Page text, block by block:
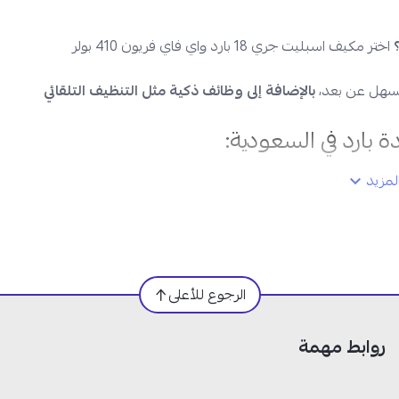
اختر مكيف اسبليت جري 18 بارد واي فاي فريون 410 بولر
بالإضافة إلى وظائف ذكية مثل التنظيف التلقائي
الرجوع للأعلى
روابط مهمة